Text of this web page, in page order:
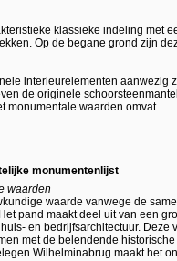
klassieke indeling met
Op de begane grond zijn
interieurelementen aanwezig
de originele
monumentale waarden omvat.
monumentenlijst
waarden
waarde vanwege de
pand maakt deel uit van een
en bedrijfsarchitectuur.
met de belendende
Wilhelminabrug maakt het